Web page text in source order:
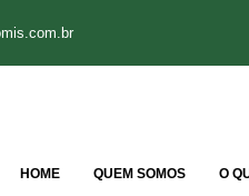
HOME QUEM SOMOS O